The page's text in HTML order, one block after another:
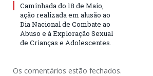
Caminhada do 18 de Maio,
ação realizada em alusão ao
Dia Nacional de Combate ao
Abuso e à Exploração Sexual
de Crianças e Adolescentes.
Os comentários estão fechados.